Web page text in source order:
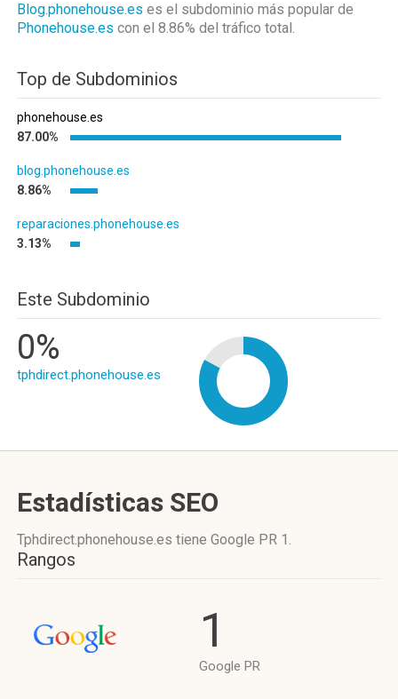
Blog.phonehouse.es es el subdominio más popular de
Phonehouse.es con el 8.86% del tráfico total.
Top de Subdominios
phonehouse.es
87.00%
blog.phonehouse.es
8.86%
reparaciones.phonehouse.es
3.13%
Este Subdominio
0%
tphdirect.phonehouse.es
Estadísticas SEO
Tphdirect.phonehouse.es tiene Google PR 1.
Rangos
1
Google PR